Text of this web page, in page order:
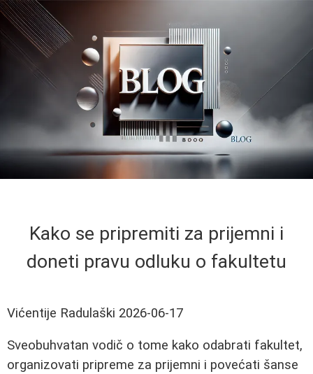
Kako se pripremiti za prijemni i
doneti pravu odluku o fakultetu
Vićentije Radulaški 2026-06-17
Sveobuhvatan vodič o tome kako odabrati fakultet,
organizovati pripreme za prijemni i povećati šanse